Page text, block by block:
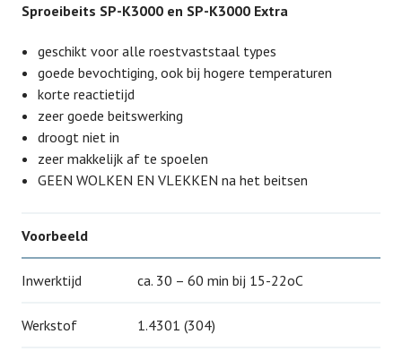
Sproeibeits SP-K3000 en SP-K3000 Extra
geschikt voor alle roestvaststaal types
goede bevochtiging, ook bij hogere temperaturen
korte reactietijd
zeer goede beitswerking
droogt niet in
zeer makkelijk af te spoelen
GEEN WOLKEN EN VLEKKEN na het beitsen
Voorbeeld
Inwerktijd ca. 30 – 60 min bij 15-22oC
Werkstof 1.4301 (304)